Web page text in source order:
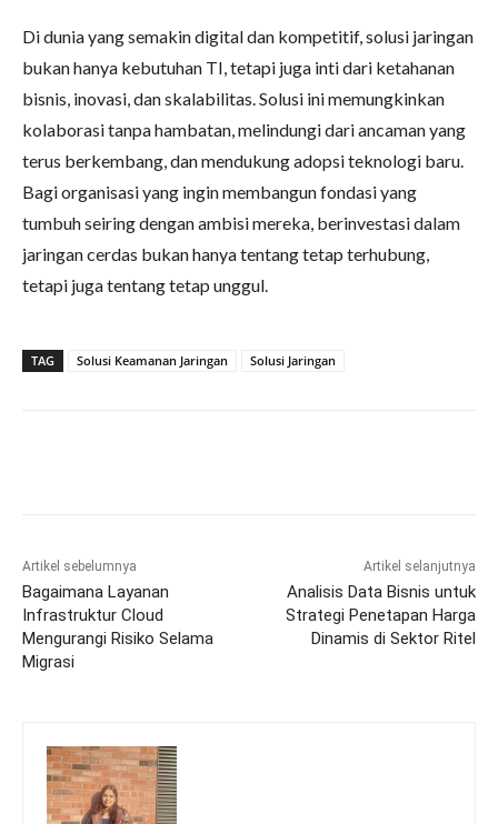
Di dunia yang semakin digital dan kompetitif, solusi jaringan
bukan hanya kebutuhan TI, tetapi juga inti dari ketahanan
bisnis, inovasi, dan skalabilitas. Solusi ini memungkinkan
kolaborasi tanpa hambatan, melindungi dari ancaman yang
terus berkembang, dan mendukung adopsi teknologi baru.
Bagi organisasi yang ingin membangun fondasi yang
tumbuh seiring dengan ambisi mereka, berinvestasi dalam
jaringan cerdas bukan hanya tentang tetap terhubung,
tetapi juga tentang tetap unggul.
TAG Solusi Keamanan Jaringan Solusi Jaringan
Artikel sebelumnya
Bagaimana Layanan
Infrastruktur Cloud
Mengurangi Risiko Selama
Migrasi
Artikel selanjutnya
Analisis Data Bisnis untuk
Strategi Penetapan Harga
Dinamis di Sektor Ritel